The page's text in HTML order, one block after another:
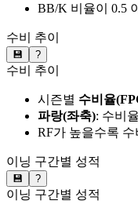
BB/K 비율이 0.5
수비 추이
💾 ?
수비 추이
시즌별 수비율
파랑(좌축): 수비
RF가 높을수록
이닝 구간별 성적
💾 ?
이닝 구간별 성적